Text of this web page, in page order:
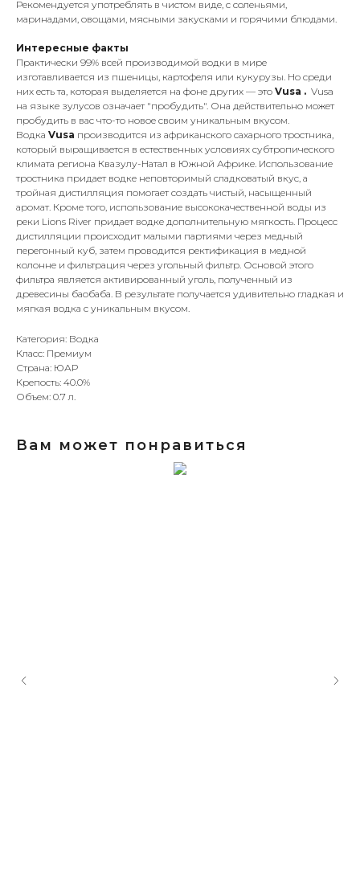
Рекомендуется употреблять в чистом виде, с соленьями,
маринадами, овощами, мясными закусками и горячими блюдами.
Интересные факты
Практически 99% всей производимой водки в мире
изготавливается из пшеницы, картофеля или кукурузы. Но среди
них есть та, которая выделяется на фоне других — это Vusa . Vusa
на языке зулусов означает "пробудить". Она действительно может
пробудить в вас что-то новое своим уникальным вкусом.
Водка Vusa производится из африканского сахарного тростника,
который выращивается в естественных условиях субтропического
климата региона Квазулу-Натал в Южной Африке. Использование
тростника придает водке неповторимый сладковатый вкус, а
тройная дистилляция помогает создать чистый, насыщенный
аромат. Кроме того, использование высококачественной воды из
реки Lions River придает водке дополнительную мягкость. Процесс
дистилляции происходит малыми партиями через медный
перегонный куб, затем проводится ректификация в медной
колонне и фильтрация через угольный фильтр. Основой этого
фильтра является активированный уголь, полученный из
древесины баобаба. В результате получается удивительно гладкая и
мягкая водка с уникальным вкусом.
Категория: Водка
Класс: Премиум
Страна: ЮАР
Крепость: 40.0%
Объем: 0.7 л.
Вам может понравиться